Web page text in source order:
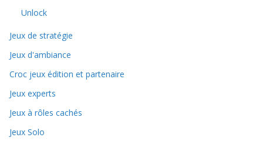
Unlock
Jeux de stratégie
Jeux d'ambiance
Croc jeux édition et partenaire
Jeux experts
Jeux à rôles cachés
Jeux Solo